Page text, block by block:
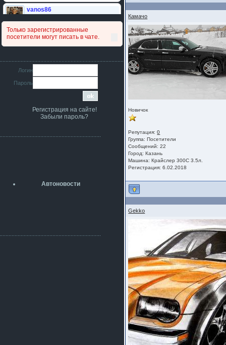
vanos86
сравнивал подушку акпп бензиновой и
дизельной машины намера
4578063AG и 4578061AG? По фото
iMrCoffeeBLR4
11 июля 2026
[b]era124[/b],
Ага понял буду знать спасибо
era124
7 июля 2026
разболтовка 5х114.3 спокойно
А здесь уже кладбищенская тишина...
Только зарегистрированные
посетители могут писать в чате.
Логин
Пароль
Регистрация на сайте!
Забыли пароль?
Автоновости
Камачо
Новичок
Репутация:0
Группа:Посетители
Сообщений: 22
Город: Казань
Машина: Крайслер 300С 3.5л.
Регистрация: 6.02.2018
Gekko